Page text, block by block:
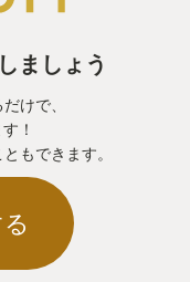
ましょう
けで、
！
もできます。